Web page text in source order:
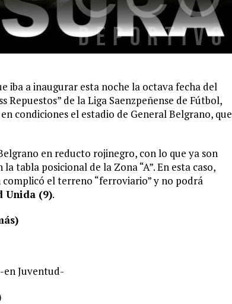
iba a inaugurar esta noche la octava fecha del
Repuestos” de la Liga Saenzpeñense de Fútbol,
condiciones el estadio de General Belgrano, que
en reducto rojinegro, con lo que ya son
tabla posicional de la Zona “A”. En esta caso,
el terreno “ferroviario” y no podrá
Unida (9).
-en Juventud-